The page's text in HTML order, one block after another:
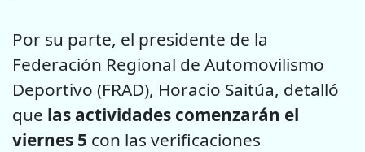
Por su parte, el presidente de la
Federación Regional de Automovilismo
Deportivo (FRAD), Horacio Saitúa, detalló
que las actividades comenzarán el
viernes 5 con las verificaciones